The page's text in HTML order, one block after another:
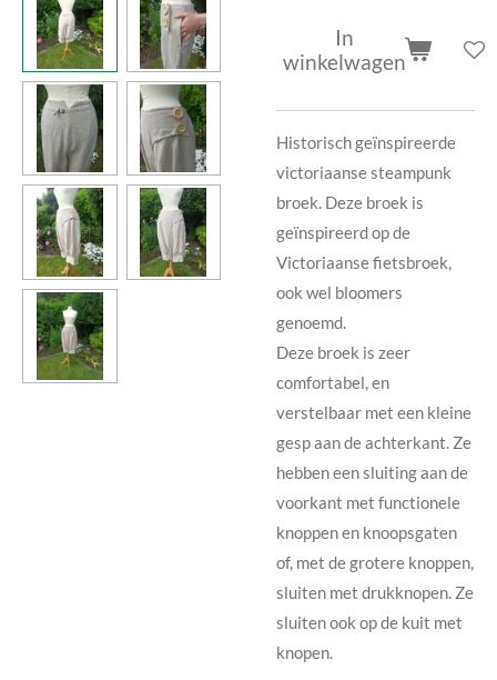
In
winkelwagen
Historisch geïnspireerde
victoriaanse steampunk
broek. Deze broek is
geïnspireerd op de
Victoriaanse fietsbroek,
ook wel bloomers
genoemd.
Deze broek is zeer
comfortabel, en
verstelbaar met een kleine
gesp aan de achterkant. Ze
hebben een sluiting aan de
voorkant met functionele
knoppen en knoopsgaten
of, met de grotere knoppen,
sluiten met drukknopen. Ze
sluiten ook op de kuit met
knopen.